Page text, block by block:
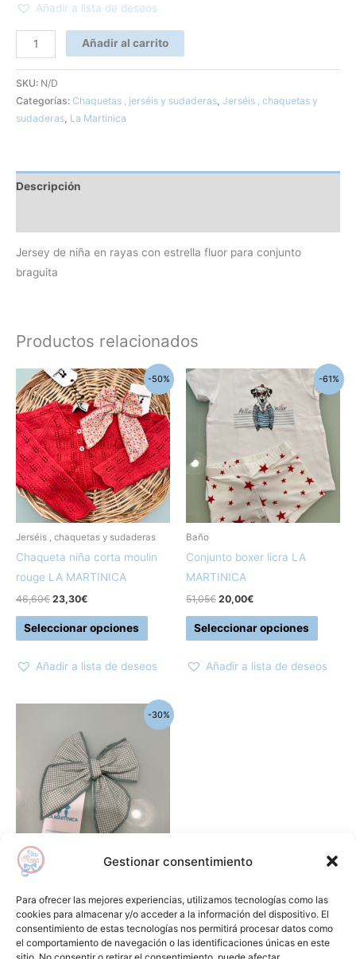
Gestionar consentimiento
Para ofrecer las mejores experiencias, utilizamos tecnologías como las
cookies para almacenar y/o acceder a la información del dispositivo. El
consentimiento de estas tecnologías nos permitirá procesar datos como
el comportamiento de navegación o las identificaciones únicas en este
Añadir a lista de deseos
Añadir al carrito
SKU: N/D
Categorías: Chaquetas , jerséis y sudaderas Jerséis , chaquetas y
sudaderas La Martinica
Descripción
Jersey de niña en rayas con estrella fluor para conjunto
braguita
Productos relacionados
-50%
Jerséis , chaquetas y sudaderas
Chaqueta niña corta moulin
rouge LA MARTINICA
46,60€
El
precio
original
era:
46,60€.
23,30€
El
precio
actual
es:
23,30€.
Seleccionar opciones
Este
producto
tiene
múltiples
variantes.
Las
opciones
se
pueden
elegir
página
Añadir a lista de deseos
-61%
Baño
Conjunto boxer licra LA
MARTINICA
51,05€
original
era:
51,05€.
20,00€
El
precio
actual
es:
20,00€.
Seleccionar opciones
Este
tiene
Las
página
Añadir a lista de deseos
-30%
Complementos
Lazo pequeño atrapa sueños
LA MARTINICA
13,30€
original
era:
13,30€.
9,31 €
actual
es:
9,31€.